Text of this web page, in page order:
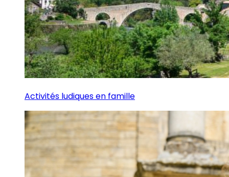
Activités ludiques en famille